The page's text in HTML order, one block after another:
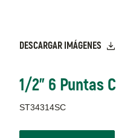
DESCARGAR IMÁGENES
1/2" 6 Puntas
ST34314SC